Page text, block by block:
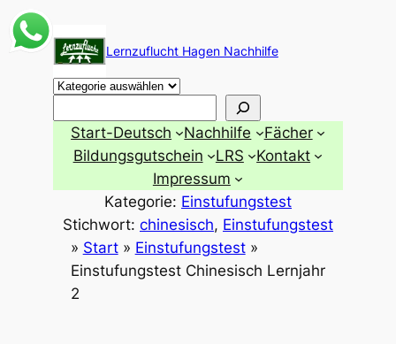
Zum
Inhalt
springen
Lernzuflucht Hagen Nachhilfe
Start-Deutsch Nachhilfe
Fächer
Bildungsgutschein
LRS
Kontakt
Impressum
Kategorie: Einstufungstest
Stichwort: chinesisch, Einstufungstest
» Start» Einstufungstest»
Einstufungstest Chinesisch Lernjahr
2